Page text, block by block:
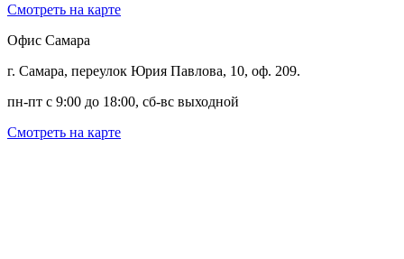
Смотреть на карте
Офис Самара
г. Самара, переулок Юрия Павлова, 10, оф. 209.
пн-пт с 9:00 до 18:00, сб-вс выходной
Смотреть на карте